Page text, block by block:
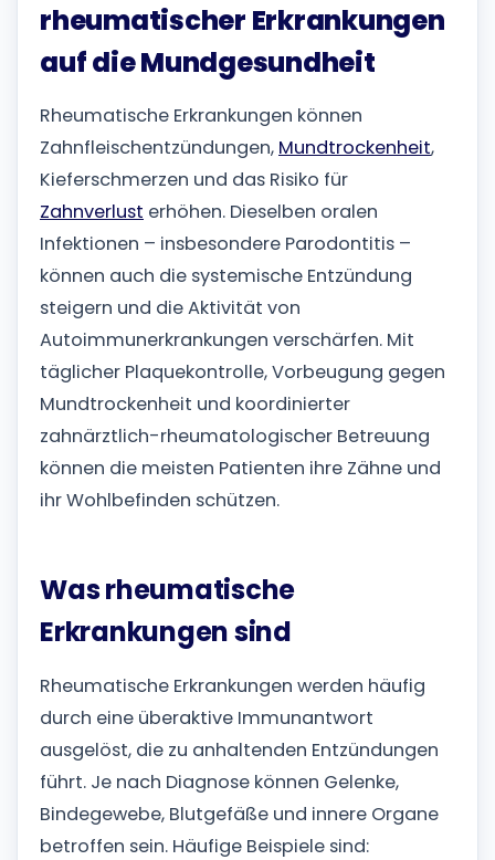
rheumatischer Erkrankungen
auf die Mundgesundheit
Rheumatische Erkrankungen können
Zahnfleischentzündungen, Mundtrockenheit,
Kieferschmerzen und das Risiko für
Zahnverlust erhöhen. Dieselben oralen
Infektionen – insbesondere Parodontitis –
können auch die systemische Entzündung
steigern und die Aktivität von
Autoimmunerkrankungen verschärfen. Mit
täglicher Plaquekontrolle, Vorbeugung gegen
Mundtrockenheit und koordinierter
zahnärztlich-rheumatologischer Betreuung
können die meisten Patienten ihre Zähne und
ihr Wohlbefinden schützen.
Was rheumatische
Erkrankungen sind
Rheumatische Erkrankungen werden häufig
durch eine überaktive Immunantwort
ausgelöst, die zu anhaltenden Entzündungen
führt. Je nach Diagnose können Gelenke,
Bindegewebe, Blutgefäße und innere Organe
betroffen sein. Häufige Beispiele sind: